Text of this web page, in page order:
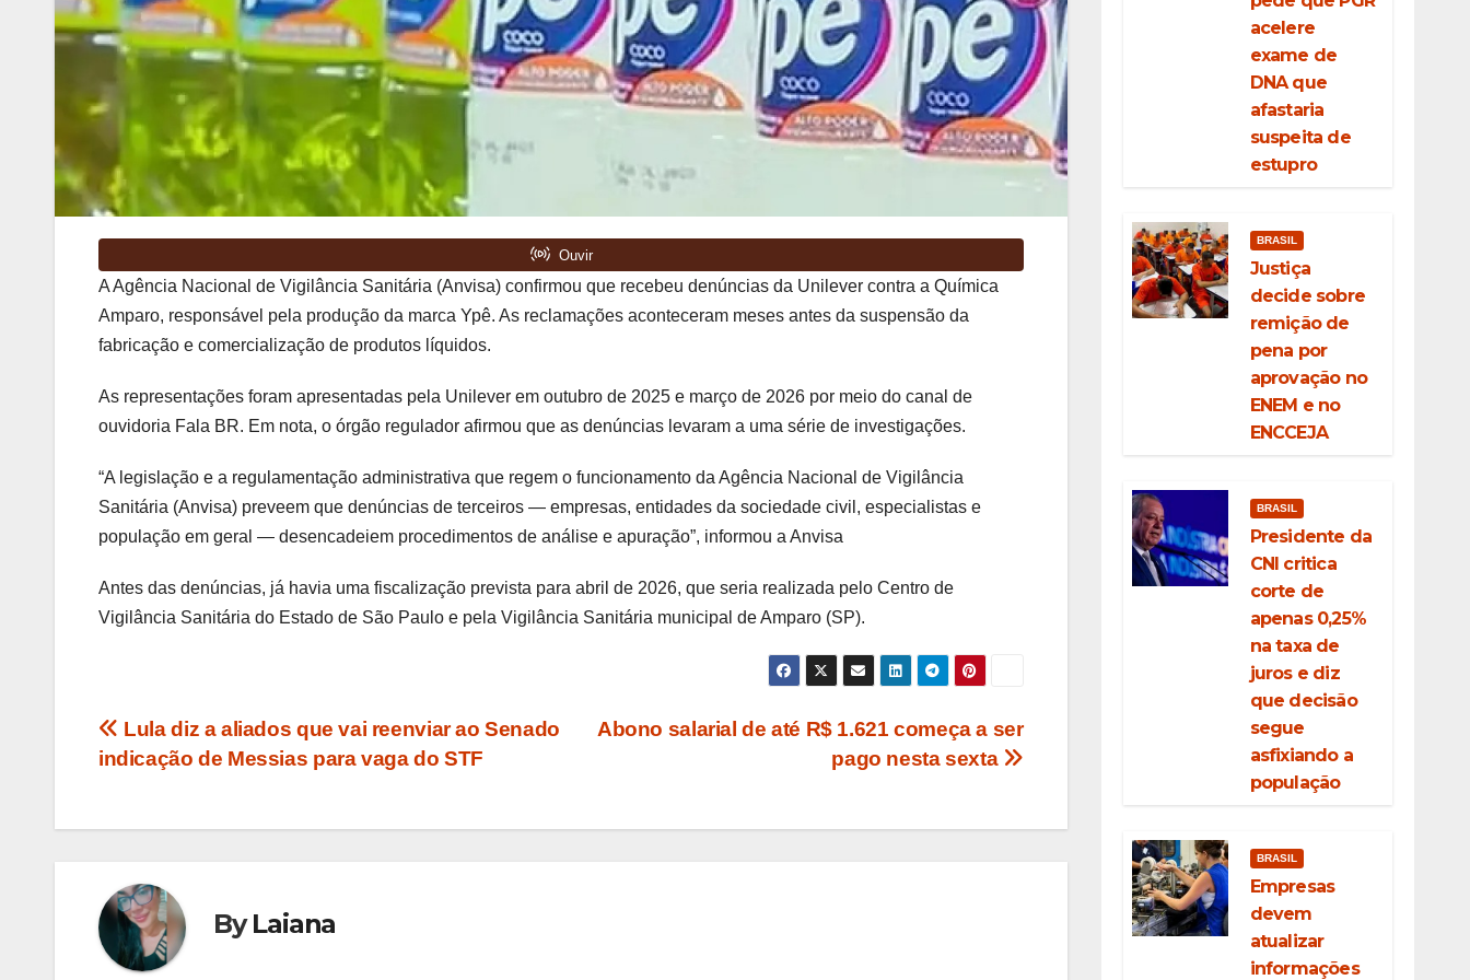
A Agência Nacional de Vigilância Sanitária (Anvisa) confirmou que recebeu denúncias da Unilever contra a Química
Amparo, responsável pela produção da marca Ypê. As reclamações aconteceram meses antes da suspensão da
fabricação e comercialização de produtos líquidos.
As representações foram apresentadas pela Unilever em outubro de 2025 e março de 2026 por meio do canal de
ouvidoria Fala BR. Em nota, o órgão regulador afirmou que as denúncias levaram a uma série de investigações.
“A legislação e a regulamentação administrativa que regem o funcionamento da Agência Nacional de Vigilância
Sanitária (Anvisa) preveem que denúncias de terceiros — empresas, entidades da sociedade civil, especialistas e
população em geral — desencadeiem procedimentos de análise e apuração”, informou a Anvisa
Antes das denúncias, já havia uma fiscalização prevista para abril de 2026, que seria realizada pelo Centro de
Vigilância Sanitária do Estado de São Paulo e pela Vigilância Sanitária municipal de Amparo (SP).
Navegação
Post
Abono salarial de até R$ 1.621 começa a ser
pago nesta sexta
Lula diz a aliados que vai reenviar ao Senado
indicação de Messias para vaga do STF
ByLaiana
acelere
exame de
DNA que
afastaria
suspeita de
estupro
BRASIL
Justiça
decide sobre
remição de
pena por
aprovação no
ENEM e no
ENCCEJA
BRASIL
Presidente da
CNI critica
corte de
apenas 0,25%
na taxa de
juros e diz
que decisão
segue
asfixiando a
população
BRASIL
Empresas
devem
atualizar
informações